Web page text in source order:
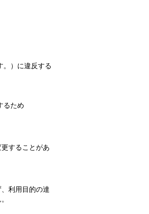
。）に違反する
るため
することがあ
利用目的の達